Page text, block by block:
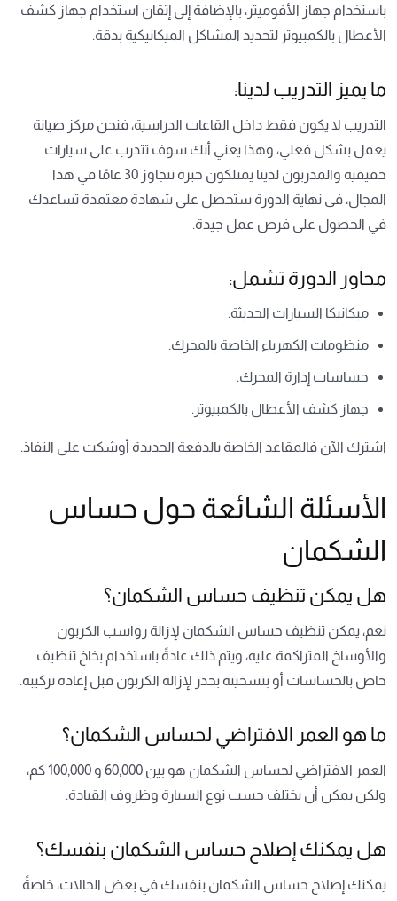
باستخدام جهاز الأفوميتر، بالإضافة إلى إتقان استخدام جهاز كشف
الأعطال بالكمبيوتر لتحديد المشاكل الميكانيكية بدقة.
ما يميز التدريب لدينا:
التدريب لا يكون فقط داخل القاعات الدراسية، فنحن مركز صيانة
يعمل بشكل فعلي، وهذا يعني أنك سوف تتدرب على سيارات
حقيقية والمدربون لدينا يمتلكون خبرة تتجاوز 30 عامًا في هذا
المجال، في نهاية الدورة ستحصل على شهادة معتمدة تساعدك
في الحصول على فرص عمل جيدة.
محاور الدورة تشمل:
ميكانيكا السيارات الحديثة.
منظومات الكهرباء الخاصة بالمحرك.
حساسات إدارة المحرك.
جهاز كشف الأعطال بالكمبيوتر.
اشترك الآن فالمقاعد الخاصة بالدفعة الجديدة أوشكت على النفاذ.
الأسئلة الشائعة حول حساس
الشكمان
هل يمكن تنظيف حساس الشكمان؟
نعم، يمكن تنظيف حساس الشكمان لإزالة رواسب الكربون
والأوساخ المتراكمة عليه، ويتم ذلك عادةً باستخدام بخاخ تنظيف
خاص بالحساسات أو بتسخينه بحذر لإزالة الكربون قبل إعادة تركيبه.
ما هو العمر الافتراضي لحساس الشكمان؟
العمر الافتراضي لحساس الشكمان هو بين 60,000 و 100,000 كم،
ولكن يمكن أن يختلف حسب نوع السيارة وظروف القيادة.
هل يمكنك إصلاح حساس الشكمان بنفسك؟
يمكنك إصلاح حساس الشكمان بنفسك في بعض الحالات، خاصةً